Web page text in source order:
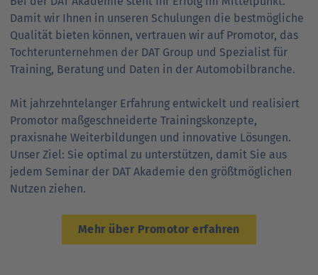
Damit wir Ihnen in unseren Schulungen die bestmögliche
Qualität bieten können, vertrauen wir auf Promotor, das
Tochterunternehmen der DAT Group und Spezialist für
Training, Beratung und Daten in der Automobilbranche.
Mit jahrzehntelanger Erfahrung entwickelt und realisiert
Promotor maßgeschneiderte Trainingskonzepte,
praxisnahe Weiterbildungen und innovative Lösungen.
Unser Ziel: Sie optimal zu unterstützen, damit Sie aus
jedem Seminar der DAT Akademie den größtmöglichen
Nutzen ziehen.
Mehr über Promotor erfahren